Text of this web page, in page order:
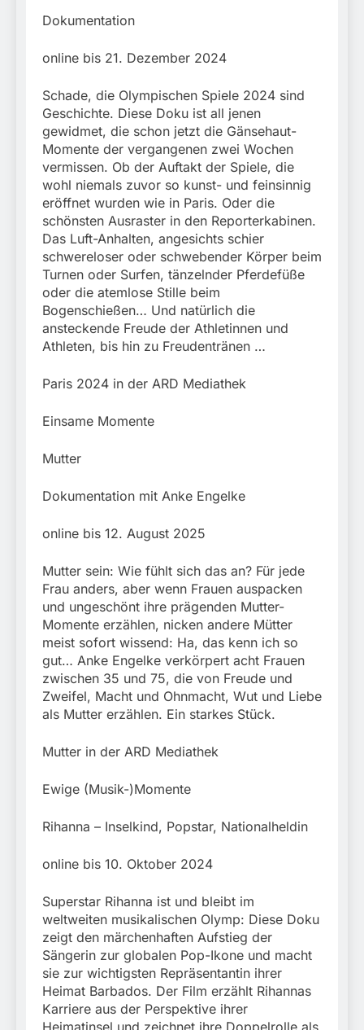
wegen gefährlichen
Bahnverkehr
Dokumentation
online bis 21. Dezember 2024
Schade, die Olympischen Spiele 2024 sind
Geschichte. Diese Doku ist all jenen
gewidmet, die schon jetzt die Gänsehaut-
Momente der vergangenen zwei Wochen
vermissen. Ob der Auftakt der Spiele, die
wohl niemals zuvor so kunst- und feinsinnig
eröffnet wurden wie in Paris. Oder die
schönsten Ausraster in den Reporterkabinen.
Das Luft-Anhalten, angesichts schier
schwereloser oder schwebender Körper beim
Turnen oder Surfen, tänzelnder Pferdefüße
oder die atemlose Stille beim
Bogenschießen… Und natürlich die
ansteckende Freude der Athletinnen und
Athleten, bis hin zu Freudentränen …
Paris 2024 in der ARD Mediathek
Einsame Momente
Mutter
Dokumentation mit Anke Engelke
online bis 12. August 2025
Mutter sein: Wie fühlt sich das an? Für jede
Frau anders, aber wenn Frauen auspacken
und ungeschönt ihre prägenden Mutter-
Momente erzählen, nicken andere Mütter
meist sofort wissend: Ha, das kenn ich so
gut… Anke Engelke verkörpert acht Frauen
zwischen 35 und 75, die von Freude und
Zweifel, Macht und Ohnmacht, Wut und Liebe
als Mutter erzählen. Ein starkes Stück.
Mutter in der ARD Mediathek
Ewige (Musik-)Momente
Rihanna – Inselkind, Popstar, Nationalheldin
online bis 10. Oktober 2024
Superstar Rihanna ist und bleibt im
weltweiten musikalischen Olymp: Diese Doku
zeigt den märchenhaften Aufstieg der
Sängerin zur globalen Pop-Ikone und macht
sie zur wichtigsten Repräsentantin ihrer
Heimat Barbados. Der Film erzählt Rihannas
Karriere aus der Perspektive ihrer